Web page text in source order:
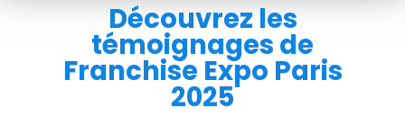
Découvrez les
témoignages de
Franchise Expo Paris
2025